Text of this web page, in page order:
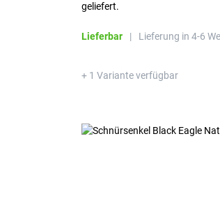
geliefert.
Lieferbar | Lieferung in 4-6
+ 1 Variante verfügbar